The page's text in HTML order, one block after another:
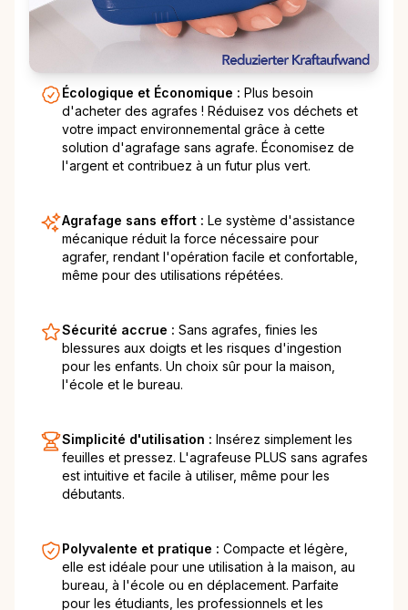
Écologique et Économique : Plus besoin
d'acheter des agrafes ! Réduisez vos déchets et
votre impact environnemental grâce à cette
solution d'agrafage sans agrafe. Économisez de
l'argent et contribuez à un futur plus vert.
Agrafage sans effort : Le système d'assistance
mécanique réduit la force nécessaire pour
agrafer, rendant l'opération facile et confortable,
même pour des utilisations répétées.
Sécurité accrue : Sans agrafes, finies les
blessures aux doigts et les risques d'ingestion
pour les enfants. Un choix sûr pour la maison,
l'école et le bureau.
Simplicité d'utilisation : Insérez simplement les
feuilles et pressez. L'agrafeuse PLUS sans agrafes
est intuitive et facile à utiliser, même pour les
débutants.
Polyvalente et pratique : Compacte et légère,
elle est idéale pour une utilisation à la maison, au
bureau, à l'école ou en déplacement. Parfaite
pour les étudiants, les professionnels et les